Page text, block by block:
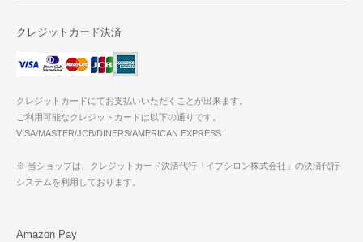
クレジットカード決済
クレジットカードにてお支払いいただくことが出来ます。
ご利用可能なクレジットカードは以下の通りです。
VISA/MASTER/JCB/DINERS/AMERICAN EXPRESS
※ 当ショップは、クレジットカード決済代行「イプシロン株式会社」の決済代行
システムを利用しております。
Amazon Pay